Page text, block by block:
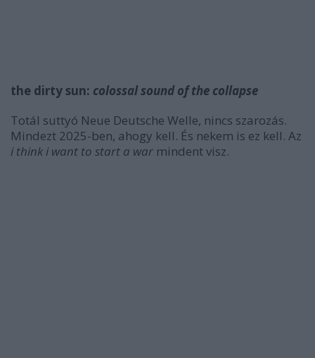
the dirty sun: colossal sound of the collapse
Totál suttyó Neue Deutsche Welle, nincs szarozás.
Mindezt 2025-ben, ahogy kell. És nekem is ez kell. Az
i think i want to start a war mindent visz.